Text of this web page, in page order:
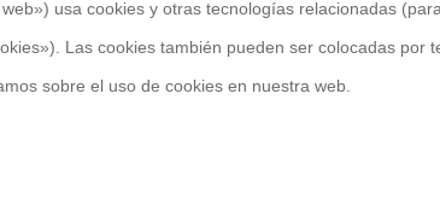
usa cookies y otras tecnologías relacionadas
Las cookies también pueden ser colocadas por
sobre el uso de cookies en nuestra web.